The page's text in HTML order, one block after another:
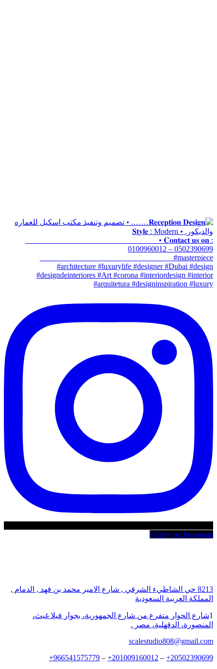
Follow on Instagram
8213 حي الشاطيء الشرقي , شارع الامير محمد بن فهد , الدمام ,
المملكة العربية السعودية
1شارع الحوار متفرع من شارع الجمهورية، بجوار فيلا غيث،
المنصورة، الدقهلية، مصر .
scalestudio808@gmail.com
20502390699
+
–
201009160012
+
–
966541575779
+